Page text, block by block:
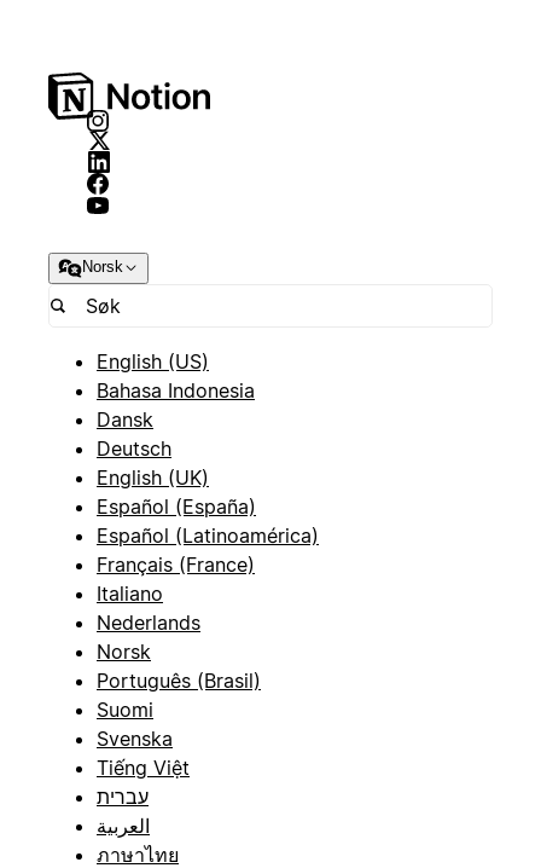
Norsk
English (US)
Bahasa Indonesia
Dansk
Deutsch
English (UK)
Español (España)
Español (Latinoamérica)
Français (France)
Italiano
Nederlands
Norsk
Português (Brasil)
Suomi
Svenska
Tiếng Việt
עברית
العربية
ภาษาไทย